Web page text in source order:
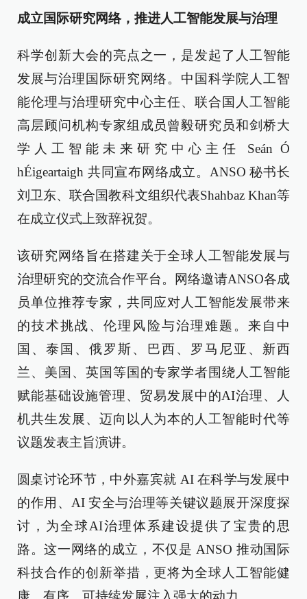
成立国际研究网络，推进人工智能发展与治理
科学创新大会的亮点之一，是发起了人工智能
发展与治理国际研究网络。中国科学院人工智
能伦理与治理研究中心主任、联合国人工智能
高层顾问机构专家组成员曾毅研究员和剑桥大
学人工智能未来研究中心主任 Seán Ó
hÉigeartaigh 共同宣布网络成立。ANSO 秘书长
刘卫东、联合国教科文组织代表Shahbaz Khan等
在成立仪式上致辞祝贺。
该研究网络旨在搭建关于全球人工智能发展与
治理研究的交流合作平台。网络邀请ANSO各成
员单位推荐专家，共同应对人工智能发展带来
的技术挑战、伦理风险与治理难题。来自中
国、泰国、俄罗斯、巴西、罗马尼亚、新西
兰、美国、英国等国的专家学者围绕人工智能
赋能基础设施管理、贸易发展中的AI治理、人
机共生发展、迈向以人为本的人工智能时代等
议题发表主旨演讲。
圆桌讨论环节，中外嘉宾就 AI 在科学与发展中
的作用、AI 安全与治理等关键议题展开深度探
讨，为全球AI治理体系建设提供了宝贵的思
路。这一网络的成立，不仅是 ANSO 推动国际
科技合作的创新举措，更将为全球人工智能健
康、有序、可持续发展注入强大的动力。